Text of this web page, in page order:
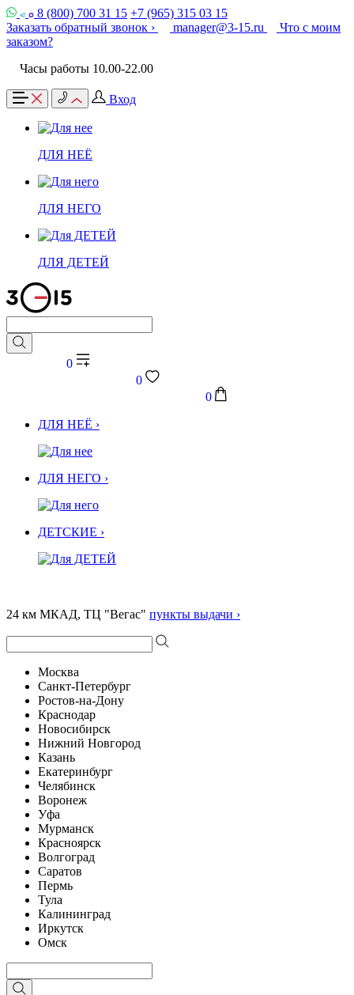
8 (800) 700 31 15 +7 (965) 315 03 15
Заказать обратный звонок ›
manager@3-15.ru
Что с моим
заказом?
Часы работы 10.00-22.00
Вход
ДЛЯ НЕЁ
ДЛЯ НЕГО
ДЛЯ ДЕТЕЙ
0
0
0
ДЛЯ НЕЁ ›
ДЛЯ НЕГО ›
ДЕТСКИЕ ›
24 км МКАД, ТЦ "Вегас" пункты выдачи ›
Москва
Санкт-Петербург
Ростов-на-Дону
Краснодар
Новосибирск
Нижний Новгород
Казань
Екатеринбург
Челябинск
Воронеж
Уфа
Мурманск
Красноярск
Волгоград
Саратов
Пермь
Тула
Калининград
Иркутск
Омск